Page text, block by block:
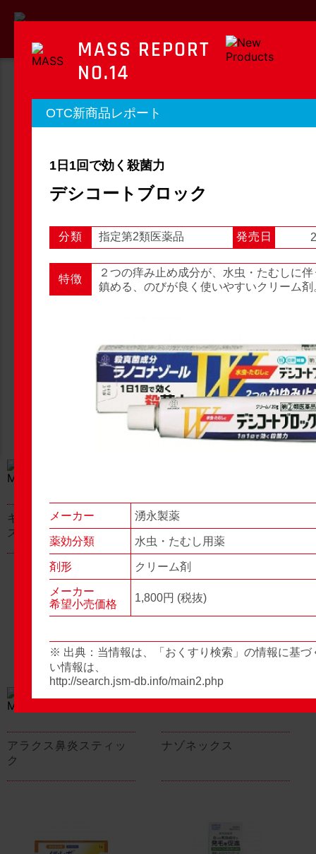
MASS REPORT
マスレポート
OTC新商品レポート
OTC新商品レポート 店頭観察
キャベジンコーワαプラ
ス顆粒
グロンサン用刃棒
アラクス鼻炎スティッ
ク
ナゾネックス
MASS REPORT
NO.14
OTC新商品レポート
1日1回で効く殺菌力
デシコートブロック
分類 指定第2類医薬品 発売日
特徴
２つの痒み止め成分が、水虫・たむしに
鎮める、のびが良く使いやすいクリーム剤
メーカー 湧永製薬
薬効分類 水虫・たむし用薬
剤形 クリーム剤
メーカー
希望小売価格
1,800円 (税抜)
※ 出典：当情報は、「おくすり検索」の情報に基づ
い情報は、
http://search.jsm-db.info/main2.php